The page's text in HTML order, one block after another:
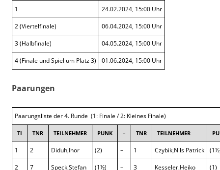
1 24.02.2024, 15:00 Uhr
2 (Viertelfinale) 06.04.2024, 15:00 Uhr
3 (Halbfinale) 04.05.2024, 15:00 Uhr
4 (Finale und Spiel um Platz 3) 01.06.2024, 15:00 Uhr
Paarungen
Paarungsliste der 4. Runde (1: Finale / 2: Kleines Finale)
TI TNR TEILNEHMER PUNK – TNR TEILNEHMER
1 2 Diduh,Ihor (2) – 1 Czybik,Nils Patrick
2 7 Speck,Stefan (1½) – 3 Kesseler,Heiko (1)